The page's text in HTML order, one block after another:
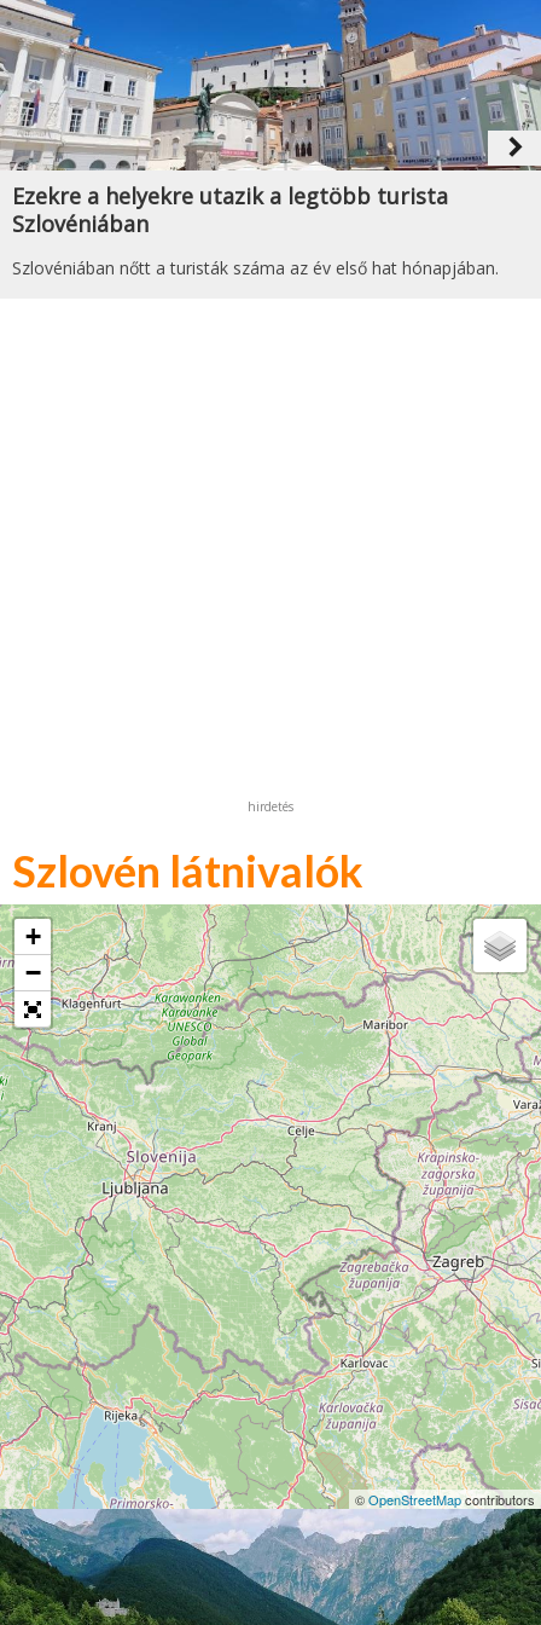
navigate_next
Ezekre a helyekre utazik a legtöbb turista
Szlovéniában
Szlovéniában nőtt a turisták száma az év első hat hónapjában.
hirdetés
Szlovén látnivalók
+
−
©OpenStreetMapcontributors